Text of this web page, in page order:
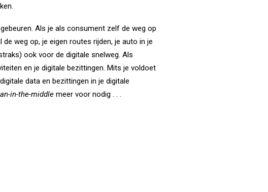
Als je als consument zelf de weg op
weg op, je eigen routes rijden, je auto in je
ook voor de digitale snelweg. Als
en je digitale bezittingen. Mits je voldoet
data en bezittingen in je digitale
in-the-middle meer voor nodig . . .